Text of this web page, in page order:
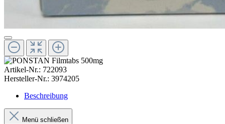
Artikel-Nr.: 722093
Hersteller-Nr.: 3974205
Beschreibung
Menü schließen